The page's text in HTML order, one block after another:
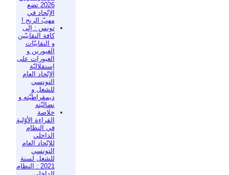
2026 تضع
الإتّحاد في
مهبّ الريح !
تونس : إلى
كافة النقابيّين
و النقابيّات
الغيورين و
الغيورات على
إستقلاليّة
الإتّحاد العام
التونسي
للشغل و
ديمقراطيّته و
نضاليّته
خلاصة
القراءة الأوّلية
في النظام
الداخلي
للإتّحاد العام
التونسي
للشغل لسنة
2021 : النظام